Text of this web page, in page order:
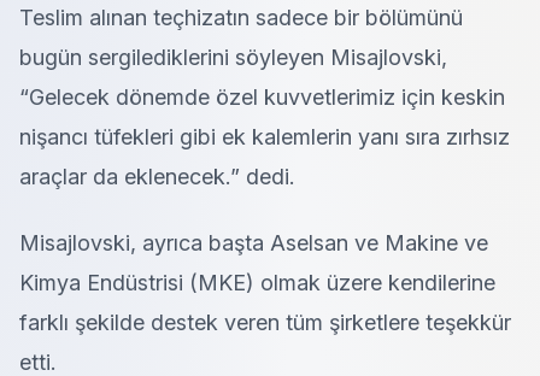
Teslim alınan teçhizatın sadece bir bölümünü
bugün sergilediklerini söyleyen Misajlovski,
“Gelecek dönemde özel kuvvetlerimiz için keskin
nişancı tüfekleri gibi ek kalemlerin yanı sıra zırhsız
araçlar da eklenecek.” dedi.
Misajlovski, ayrıca başta Aselsan ve Makine ve
Kimya Endüstrisi (MKE) olmak üzere kendilerine
farklı şekilde destek veren tüm şirketlere teşekkür
etti.